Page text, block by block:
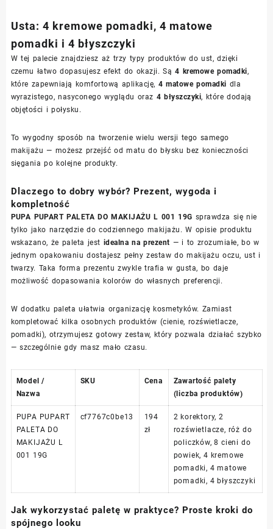
Usta: 4 kremowe pomadki, 4 matowe
pomadki i 4 błyszczyki
W tej palecie znajdziesz aż trzy typy produktów do ust, dzięki
czemu łatwo dopasujesz efekt do okazji. Są4 kremowe pomadki,
które zapewniają komfortową aplikację, 4 matowe pomadki dla
wyrazistego, nasyconego wyglądu oraz 4 błyszczyki, które dodają
objętości i połysku.
To wygodny sposób na tworzenie wielu wersji tego samego
makijażu — możesz przejść od matu do błysku bez konieczności
sięgania po kolejne produkty.
Dlaczego to dobry wybór? Prezent, wygoda i
kompletność
PUPA PUPART PALETA DO MAKIJAŻU L 001 19G sprawdza się nie
tylko jako narzędzie do codziennego makijażu. W opisie produktu
wskazano, że paleta jest idealna na prezent — i to zrozumiałe, bo w
jednym opakowaniu dostajesz pełny zestaw do makijażu oczu, ust i
twarzy. Taka forma prezentu zwykle trafia w gusta, bo daje
możliwość dopasowania kolorów do własnych preferencji.
W dodatku paleta ułatwia organizację kosmetyków. Zamiast
kompletować kilka osobnych produktów (cienie, rozświetlacze,
pomadki), otrzymujesz gotowy zestaw, który pozwala działać szybko
— szczególnie gdy masz mało czasu.
Model /
Nazwa
SKU Cena
Zawartość palety
(liczba produktów)
PUPA PUPART
PALETA DO
MAKIJAŻU L
001 19G
cf7767c0be13
194
zł
2 korektory, 2
rozświetlacze, róż do
policzków, 8 cieni do
powiek, 4 kremowe
pomadki, 4 matowe
pomadki, 4 błyszczyki
Jak wykorzystać paletę w praktyce? Proste kroki do
spójnego looku